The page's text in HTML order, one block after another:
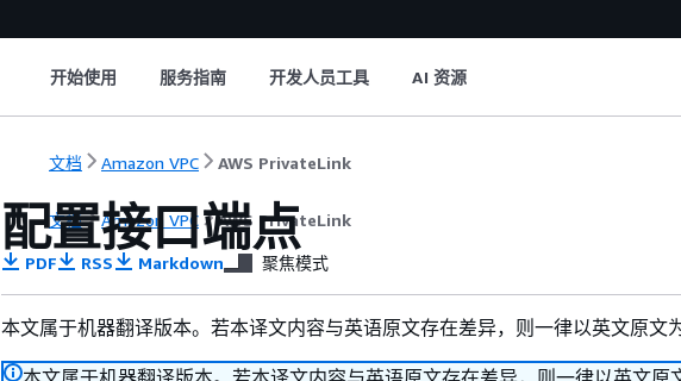
开始使用 服务指南 开发人员工具 AI 资源
文档 Amazon VPC AWS PrivateLink
文档 Amazon VPC AWS PrivateLink
配置接口端点
PDF RSS Markdown 聚焦模式
本文属于机器翻译版本。若本译文内容与英语原文存在差异，则一律以英文原文为